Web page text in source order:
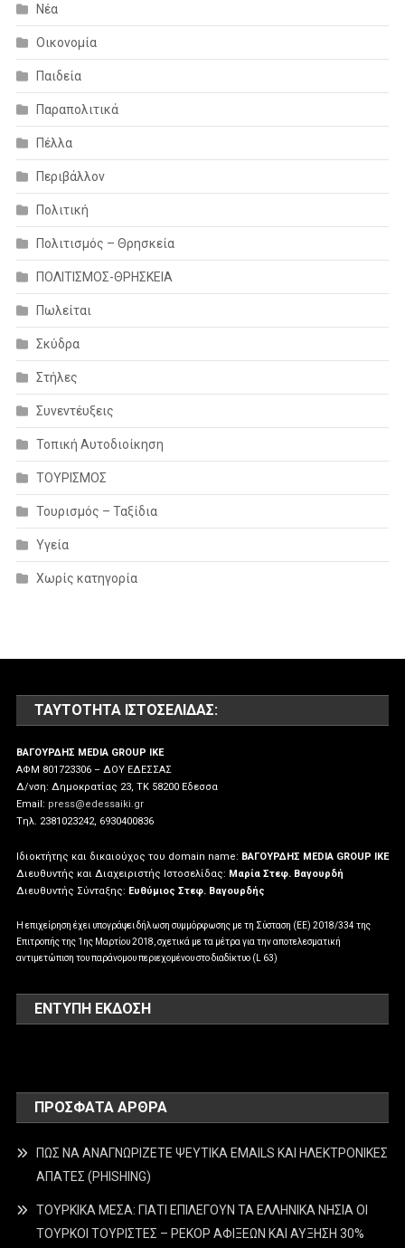
Νέα
Οικονομία
Παιδεία
Παραπολιτικά
Πέλλα
Περιβάλλον
Πολιτική
Πολιτισμός – Θρησκεία
ΠΟΛΙΤΙΣΜΟΣ-ΘΡΗΣΚΕΙΑ
Πωλείται
Σκύδρα
Στήλες
Συνεντέυξεις
Τοπική Αυτοδιοίκηση
ΤΟΥΡΙΣΜΟΣ
Τουρισμός – Ταξίδια
Υγεία
Χωρίς κατηγορία
ΤΑΥΤΌΤΗΤΑ ΙΣΤΟΣΕΛΊΔΑΣ:
ΒΑΓΟΥΡΔΗΣ MEDIA GROUP IKE
ΑΦΜ 801723306 – ΔΟΥ ΕΔΕΣΣΑΣ
Δ/νση: Δημοκρατίας 23, ΤΚ 58200 Εδεσσα
Email: press@edessaiki.gr
Tηλ. 2381023242, 6930400836
Ιδιοκτήτης και δικαιούχος του domain name: ΒΑΓΟΥΡΔΗΣ MEDIA GROUP IKE
Διευθυντής και Διαχειριστής Ιστοσελίδας: Μαρία Στεφ. Βαγουρδή
Διευθυντής Σύνταξης: Ευθύμιος Στεφ. Βαγουρδής
Η επιχείρηση έχει υπογράψει δήλωση συμμόρφωσης με τη Σύσταση (ΕΕ) 2018/334 της
Επιτροπής της 1ης Μαρτίου 2018, σχετικά με τα μέτρα για την αποτελεσματική
αντιμετώπιση του παράνομου περιεχομένου στο διαδίκτυο (L 63)
ΕΝΤΥΠΗ ΕΚΔΟΣΗ
ΠΡΌΣΦΑΤΑ ΆΡΘΡΑ
ΠΩΣ ΝΑ ΑΝΑΓΝΩΡΙΖΕΤΕ ΨΕΥΤΙΚΑ EMAILS ΚΑΙ ΗΛΕΚΤΡΟΝΙΚΕΣ
ΑΠΑΤΕΣ (PHISHING)
ΤΟΥΡΚΙΚΑ ΜΕΣΑ: ΓΙΑΤΙ ΕΠΙΛΕΓΟΥΝ ΤΑ ΕΛΛΗΝΙΚΑ ΝΗΣΙΑ ΟΙ
ΤΟΥΡΚΟΙ ΤΟΥΡΙΣΤΕΣ – ΡΕΚΟΡ ΑΦΙΞΕΩΝ ΚΑΙ ΑΥΞΗΣΗ 30%